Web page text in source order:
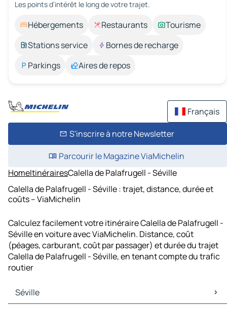
Les points d’intérêt le long de votre trajet.
Hébergements Restaurants
Tourisme
Stations service
Bornes de recharge
Parkings
Aires de repos
Français
S'inscrire à notre Newsletter
Parcourir le Magazine ViaMichelin
HomeItinérairesCalella de Palafrugell - Séville
Calella de Palafrugell - Séville : trajet, distance, durée et
coûts – ViaMichelin
Calculez facilement votre itinéraire Calella de Palafrugell -
Séville en voiture avec ViaMichelin. Distance, coût
(péages, carburant, coût par passager) et durée du trajet
Calella de Palafrugell - Séville, en tenant compte du trafic
routier
Séville